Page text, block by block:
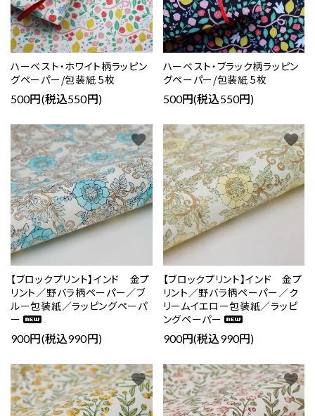
ハーベスト・ホワイト柄ラッピン
グペーパー/包装紙 5枚
500円(税込550円)
ハーベスト・ブラック柄ラッピン
グペーパー/包装紙 5枚
500円(税込550円)
【ブロックプリント】インド 金プ
リント／野バラ柄ペーパー／ブ
ルー包装紙／ラッピングペーパ
ー
900円(税込990円)
favorite
【ブロックプリント】インド 金プ
リント／野バラ柄ペーパー／ク
リームイエロー包装紙／ラッピ
ングペーパー
900円(税込990円)
favorite
favorite favorite